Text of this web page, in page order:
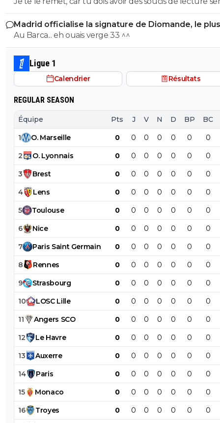
31 juillet 2026 à 15:37+ 1591 Vinicius n'a pas besoin d'envoyer
de messages au PSG. Il y a déjà "un accord" qui fait que
Vinicius va bientôt débarquer au PSG. C est bien de toi ? Il n y
a pas d autres Sergio33 sur le site ? Donc redis moi qui est le
menteur, que tout le monde le sache, ridiculise toi
une fois ...
Madrid officialise la signature de Diomande, le
transfert de son histoire
Au Barca... eh ouais verge 33 ^^
Ligue 1
Calendrier Résultats
REGULAR SEASON
Équipe Pts J V N D BP BC
1 O. Marseille 0 0 0 0 0 0 0
2 O. Lyonnais 0 0 0 0 0 0 0
3 Brest 0 0 0 0 0 0 0
4 Lens 0 0 0 0 0 0 0
5 Toulouse 0 0 0 0 0 0 0
6 Nice 0 0 0 0 0 0 0
7 Paris Saint Germain 0 0 0 0 0 0 0
8 Rennes 0 0 0 0 0 0 0
9 Strasbourg 0 0 0 0 0 0 0
10 LOSC Lille 0 0 0 0 0 0 0
11 Angers SCO 0 0 0 0 0 0 0
12 Le Havre 0 0 0 0 0 0 0
13 Auxerre 0 0 0 0 0 0 0
14 Paris 0 0 0 0 0 0 0
15 Monaco 0 0 0 0 0 0 0
16 Troyes 0 0 0 0 0 0 0